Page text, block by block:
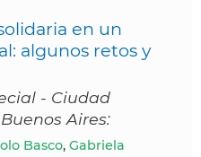
en un
algunos retos y
- Ciudad
Aires:
Basco, Gabriela